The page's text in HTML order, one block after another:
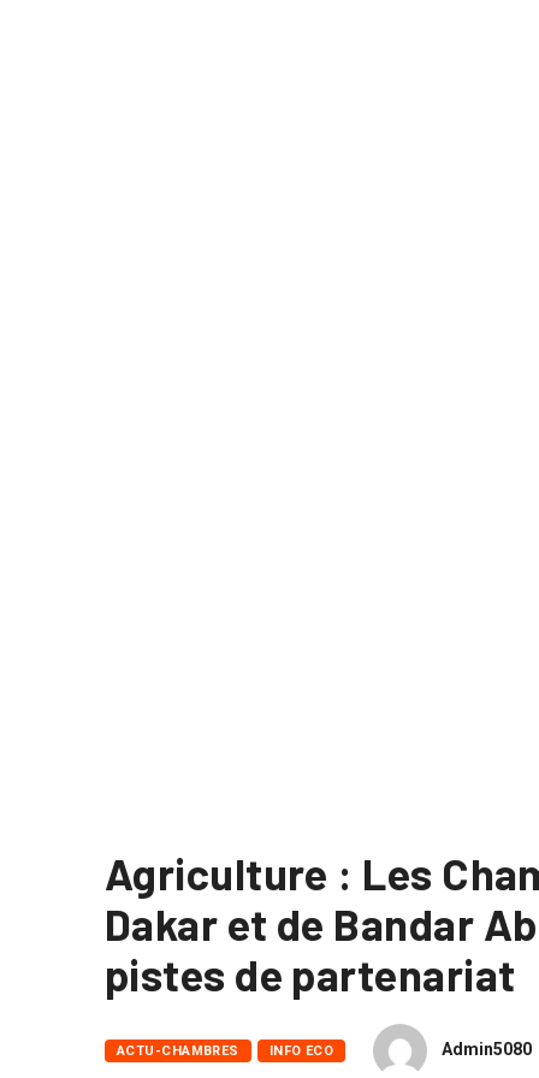
Agriculture : Les
Dakar et de Bandar
pistes de partenariat
ACTU-CHAMBRES INFO ECO Admin5080